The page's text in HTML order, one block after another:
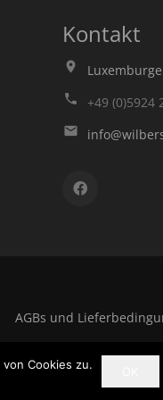
Kontakt
+49 (0)5924
AGBs und
Cookies zu.